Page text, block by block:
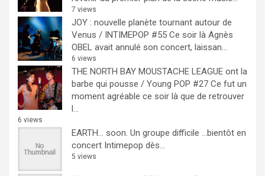
7 views
JOY : nouvelle planète tournant autour de
Venus / INTIMEPOP #55 Ce soir là Agnès
OBEL avait annulé son concert, laissan...
6 views
THE NORTH BAY MOUSTACHE LEAGUE ont la
barbe qui pousse / Young POP #27 Ce fut un
moment agréable ce soir là que de retrouver
l...
6 views
EARTH… soon. Un groupe difficile ...bientôt en
concert Intimepop dès...
5 views